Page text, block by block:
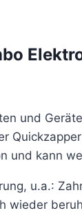
und
und kann
u.a.:
wieder